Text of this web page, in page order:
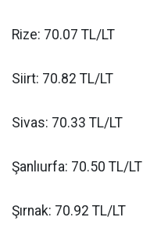
Rize: 70.07 TL/LT
Siirt: 70.82 TL/LT
Sivas: 70.33 TL/LT
Şanlıurfa: 70.50 TL/LT
Şırnak: 70.92 TL/LT